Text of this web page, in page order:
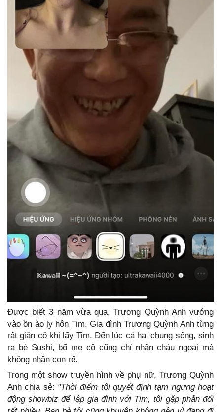
Được biết 3 năm vừa qua, Trương Quỳnh Anh vướng
vào ồn ào ly hôn Tim. Gia đình Trương Quỳnh Anh từng
rất giận cô khi lấy Tim. Đến lúc cả hai chung sống, sinh
ra bé Sushi, bố mẹ cô cũng chỉ nhận cháu ngoại mà
không nhận con rể.
Trong một show truyền hình về phụ nữ, Trương Quỳnh
Anh chia sẻ: "Thời điểm tôi quyết định tạm ngưng hoạt
động showbiz để lập gia đình với Tim, tôi gặp phản đối